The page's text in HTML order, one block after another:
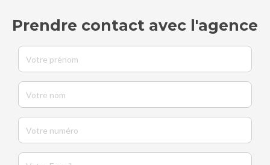
Prendre contact avec l'agence